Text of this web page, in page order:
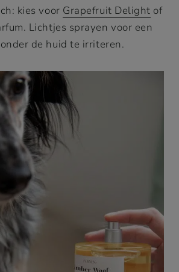
kies voor Grapefruit Delight of
Lichtjes sprayen voor een
de huid te irriteren.